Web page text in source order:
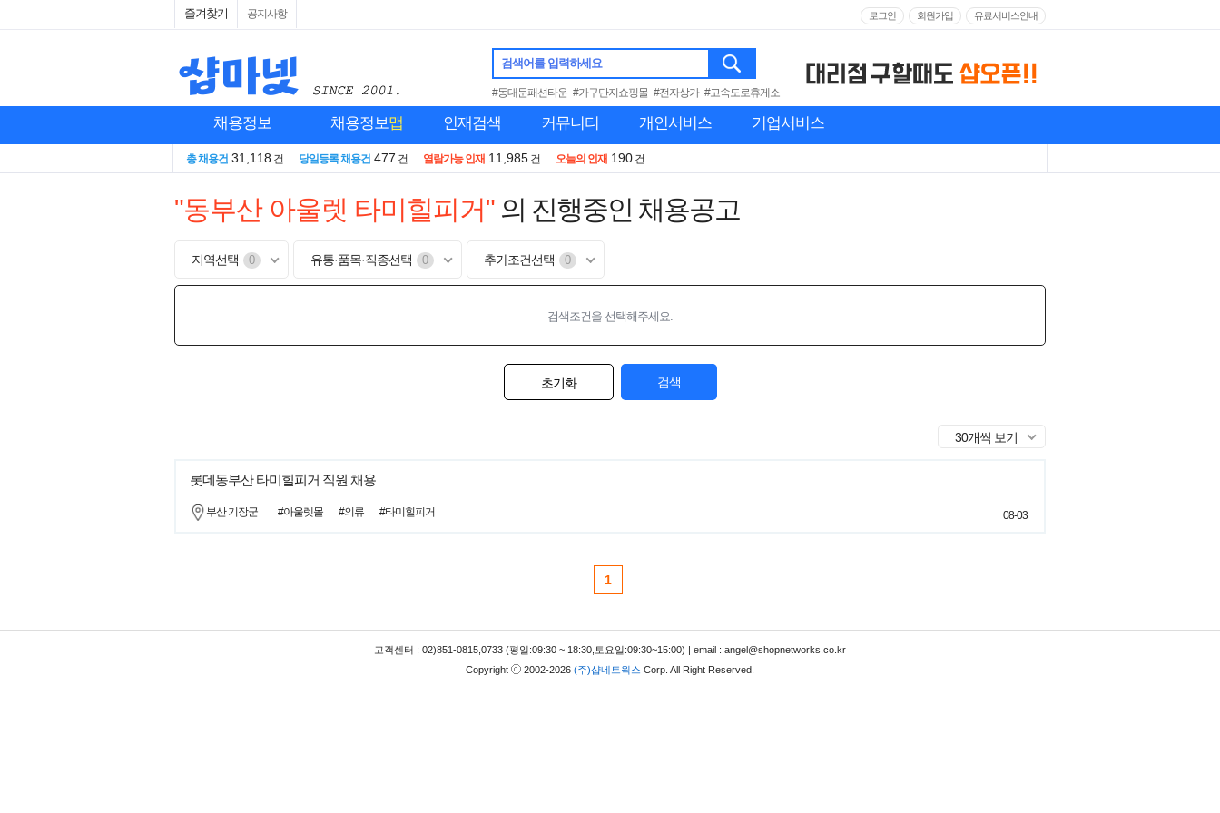
즐겨찾기 공지사항 로그인 회원가입 유료서비스안내
검색어를 입력하세요
#동대문패션타운 #가구단지쇼핑몰 #전자상가 #고속도로휴게소
채용정보 채용정보맵 인재검색 커뮤니티 개인서비스 기업서비스
총 채용건 31,118 건 당일등록 채용건 477 건 열람가능 인재 11,985 건 오늘의 인재 190 건
"동부산 아울렛 타미힐피거" 의 진행중인 채용공고
지역선택 0 유통·품목·직종선택 0 추가조건선택 0
검색조건을 선택해주세요.
초기화 검색
30개씩 보기
롯데동부산 타미힐피거 직원 채용
부산 기장군 #아울렛몰 #의류 #타미힐피거 08-03
1
고객센터 : 02)851-0815,0733 (평일:09:30 ~ 18:30,토요일:09:30~15:00) | email : angel@shopnetworks.co.kr
Copyright
2002-2026 (주)샵네트웍스 Corp. All Right Reserved.